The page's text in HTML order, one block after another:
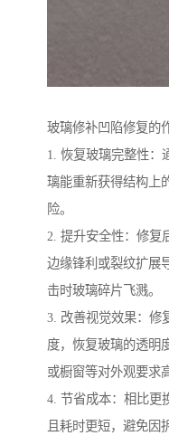
玻璃修补凹陷修复的
1. 恢复玻璃完整性：
璃能重新获得结构上
险。
2. 提升安全性：修复
边缘锋利或裂纹扩展
击时玻璃碎片飞溅。
3. 改善视觉效果：修
度，恢复玻璃的透明
或橱窗等对外观要求
4. 节省成本：相比更
且耗时更短，避免因